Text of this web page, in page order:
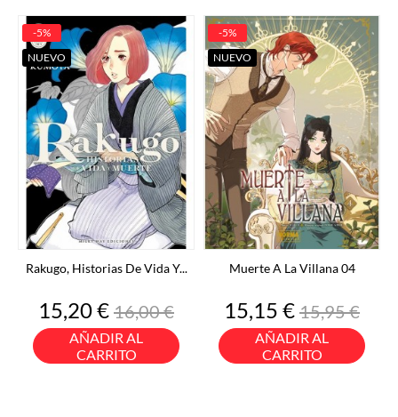
Rakugo, Historias De Vida Y...
Precio
15,20 €Precio
base
16,00 €
AÑADIR AL
CARRITO
-5%
NUEVO
Muerte A La Villana 04
Precio
15,15 €Precio
base
15,95 €
AÑADIR AL
CARRITO
-5%
NUEVO